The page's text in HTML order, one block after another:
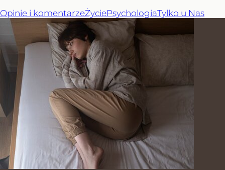
Opinie i komentarzeŻyciePsychologiaTylko u Nas